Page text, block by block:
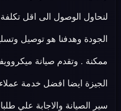
لنحاول الوصول الى اقل تكلفة
الجودة وهدفنا هو توصيل
ممكنة . وتقدم صيانة
الجيزة ايضا افضل خدمة
سير الصيانة والاجابة علي